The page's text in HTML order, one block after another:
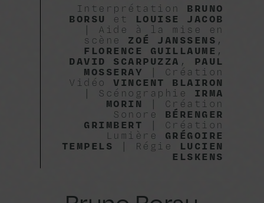
Interprétation BRUNO
BORSU et LOUISE JACOB
| Aide à la mise en
scène ZOÉ JANSSENS ,
FLORENCE GUILLAUME ,
DAVID SCARPUZZA , PAUL
MOSSERAY | Création
VidéoVINCENT BLAIRON
| Scénographie IRMA
MORIN | Création
Sonore BÉRENGER
GRIMBERT | Création
Lumière GRÉGOIRE
TEMPELS | Régie LUCIEN
ELSKENS